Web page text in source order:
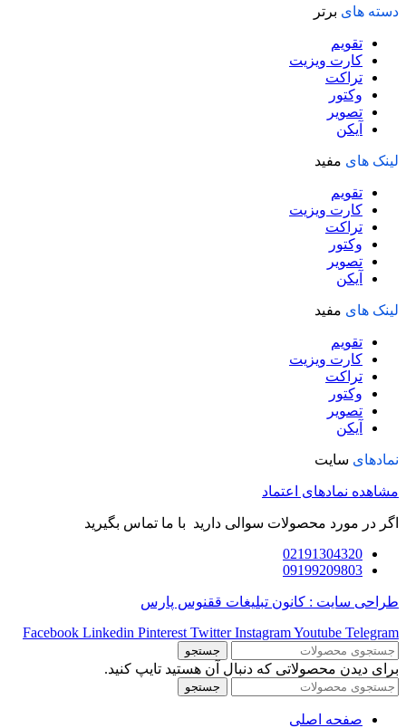
دسته های برتر
تقویم
کارت ویزیت
تراکت
وکتور
تصویر
آیکن
لینک های مفید
تقویم
کارت ویزیت
تراکت
وکتور
تصویر
آیکن
لینک های مفید
تقویم
کارت ویزیت
تراکت
وکتور
تصویر
آیکن
نمادهای سایت
مشاهده نمادهای اعتماد
اگر در مورد محصولات سوالی دارید با ما تماس بگیرید
02191304320
09199209803
طراحی سایت : کانون تبلیغات ققنوس پارس
Facebook Linkedin Pinterest Twitter InstagramYoutube Telegram
جستجو
برای دیدن محصولاتی که دنبال آن هستید تایپ کنید.
جستجو
صفحه اصلی